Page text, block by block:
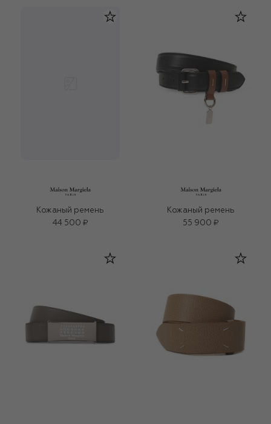
Кожаный ремень
44 500 ₽
Кожаный ремень
55 900 ₽